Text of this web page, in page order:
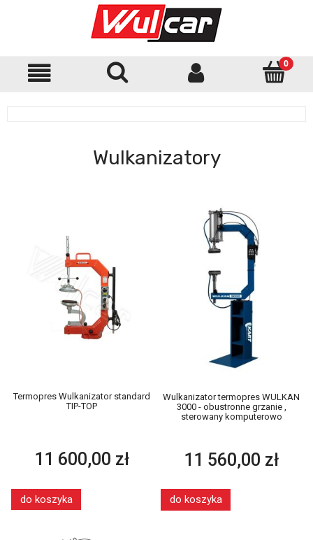
Wulkanizatory
Termopres Wulkanizator standard
TIP-TOP
11 600,00 zł
do koszyka
Wulkanizator termopres WULKAN
3000 - obustronne grzanie ,
sterowany komputerowo
11 560,00 zł
do koszyka